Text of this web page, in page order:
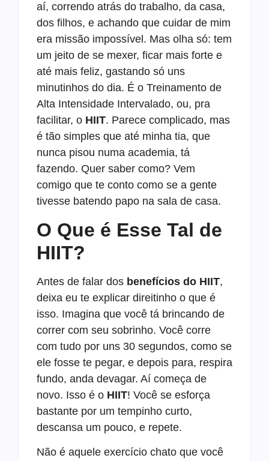
aí, correndo atrás do trabalho, da casa,
dos filhos, e achando que cuidar de mim
era missão impossível. Mas olha só: tem
um jeito de se mexer, ficar mais forte e
até mais feliz, gastando só uns
minutinhos do dia. É o Treinamento de
Alta Intensidade Intervalado, ou, pra
facilitar, o HIIT. Parece complicado, mas
é tão simples que até minha tia, que
nunca pisou numa academia, tá
fazendo. Quer saber como? Vem
comigo que te conto como se a gente
tivesse batendo papo na sala de casa.
O Que é Esse Tal de
HIIT?
Antes de falar dos benefícios do HIIT,
deixa eu te explicar direitinho o que é
isso. Imagina que você tá brincando de
correr com seu sobrinho. Você corre
com tudo por uns 30 segundos, como se
ele fosse te pegar, e depois para, respira
fundo, anda devagar. Aí começa de
novo. Isso é o HIIT! Você se esforça
bastante por um tempinho curto,
descansa um pouco, e repete.
Não é aquele exercício chato que você